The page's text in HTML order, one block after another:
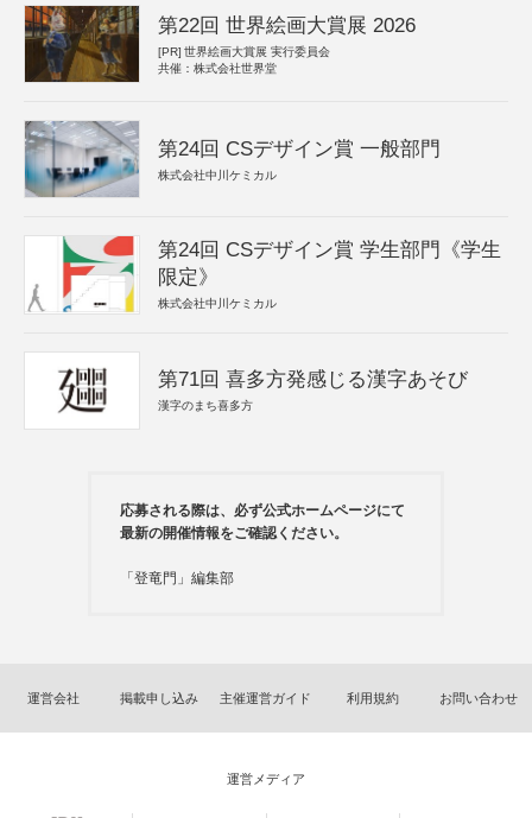
第22回 世界絵画大賞展 2026
[PR] 世界絵画大賞展 実行委員会
共催：株式会社世界堂
第24回 CSデザイン賞 一般部門
株式会社中川ケミカル
第24回 CSデザイン賞 学生部門《学生
限定》
株式会社中川ケミカル
第71回 喜多方発感じる漢字あそび
漢字のまち喜多方
応募される際は、必ず公式ホームページにて
最新の開催情報をご確認ください。
「登竜門」編集部
運営会社 掲載申し込み 主催運営ガイド 利用規約 お問い合わせ
運営メディア